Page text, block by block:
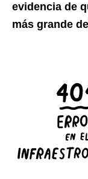
evidencia de
más grande